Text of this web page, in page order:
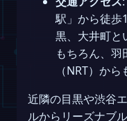
駅」から徒歩
黒、大井町と
もちろん、
（NRT）か
近隣の目黒や渋谷
ルからリーズナブ